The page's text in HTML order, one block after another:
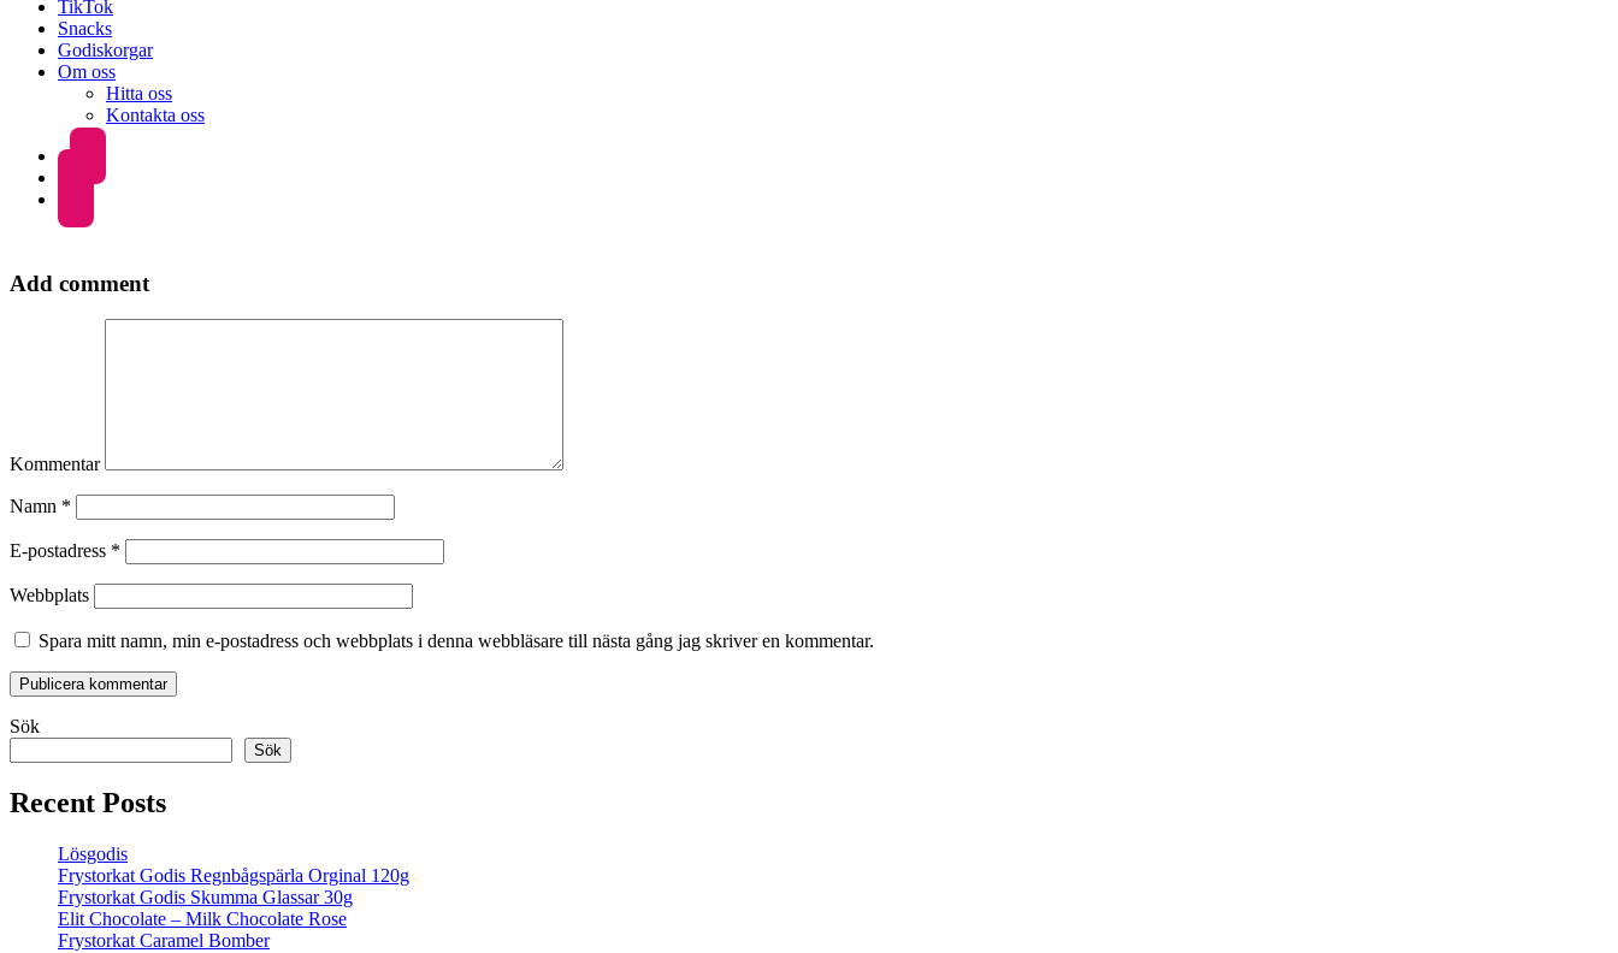
TikTok
Snacks
Godiskorgar
Om oss
Hitta oss
Kontakta oss
Add comment
Kommentar
Namn *
E-postadress *
Webbplats
Spara mitt namn, min e-postadress och webbplats i denna webbläsare till nästa gång jag skriver en kommentar.
Sök
Sök
Recent Posts
Lösgodis
Frystorkat Godis Regnbågspärla Orginal 120g
Frystorkat Godis Skumma Glassar 30g
Elit Chocolate – Milk Chocolate Rose
Frystorkat Caramel Bomber